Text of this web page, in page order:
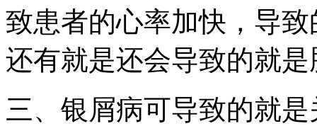
致患者的心率加快，导
还有就是还会导致的就
三、银屑病可导致的就